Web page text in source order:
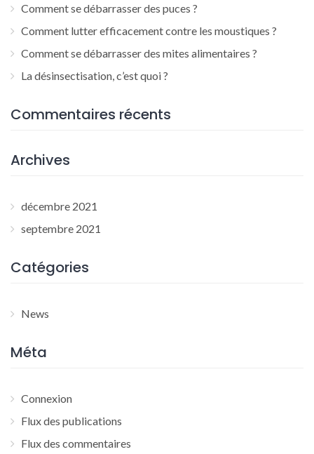
Comment se débarrasser des puces ?
Comment lutter efficacement contre les moustiques ?
Comment se débarrasser des mites alimentaires ?
La désinsectisation, c’est quoi ?
Commentaires récents
Archives
décembre 2021
septembre 2021
Catégories
News
Méta
Connexion
Flux des publications
Flux des commentaires